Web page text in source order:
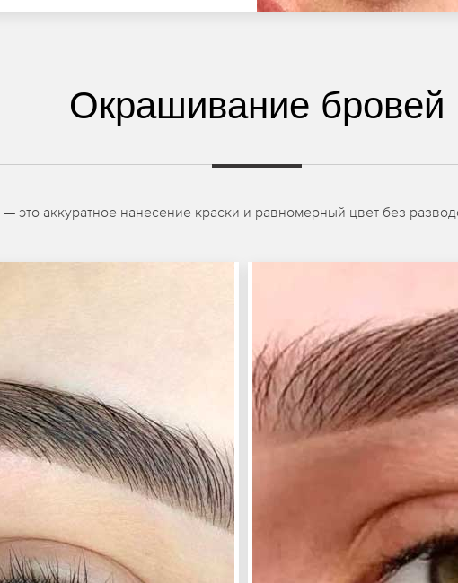
Окрашивание бровей
аккуратное нанесение краски и равномерный цвет без